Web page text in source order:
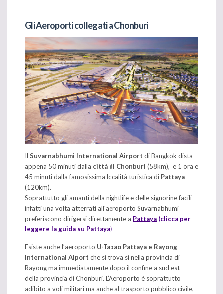
Gli Aeroporti collegati a Chonburi
Il Suvarnabhumi International Airport di Bangkok dista
appena 50 minuti dalla città di Chonburi (58km), e 1 ora e
45 minuti dalla famosissima località turistica di Pattaya
(120km).
Soprattutto gli amanti della nightlife e delle signorine facili
infatti una volta atterrati all'aeroporto Suvarnabhumi
preferiscono dirigersi direttamente a Pattaya (clicca per
leggere la guida su Pattaya)
Esiste anche l’aeroporto U-Tapao Pattaya e Rayong
International Aiport che si trova si nella provincia di
Rayong ma immediatamente dopo il confine a sud est
della provincia di Chonburi. L’Aeroporto è soprattutto
adibito a voli militari ma anche al trasporto pubblico civile,